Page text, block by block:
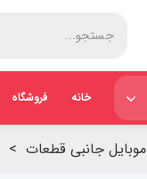
خانه فروشگاه
موبایل جانبی قطعات >